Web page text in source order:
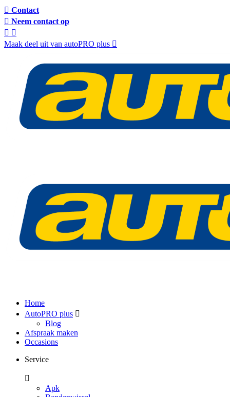
Contact
Neem contact op
Maak deel uit van autoPRO plus
Home
AutoPRO plus
Blog
Afspraak maken
Occasions
Service
Apk